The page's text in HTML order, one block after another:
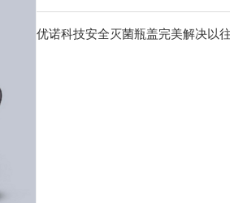
优诺科技安全灭菌瓶盖完美解决以